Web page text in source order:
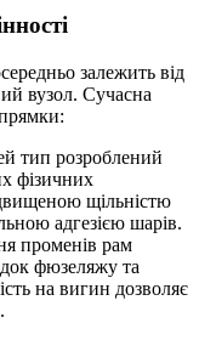
залежить від
вузол. Сучасна
тип розроблений
фізичних
щільністю
адгезією шарів.
променів рам
фюзеляжу та
на вигин дозволяє